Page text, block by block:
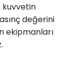
kuvvetin
değerini
ekipmanları